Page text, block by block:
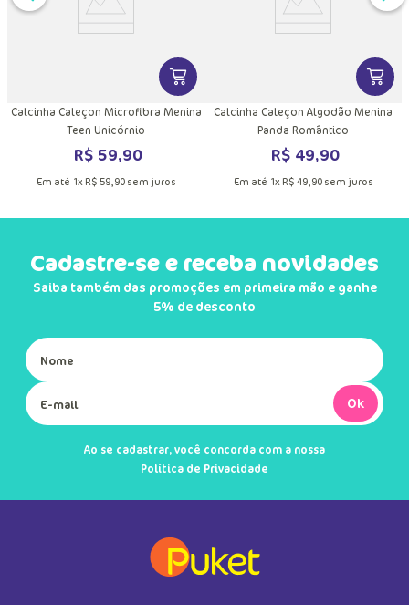
INFORMAÇÕES DO PRODUTOVER MAIS INFORMAÇÕES DO
Calcinha Caleçon Microfibra Menina
Teen Unicórnio
R$ 59,90
Em até 1x R$ 59,90sem juros
VER
Calcinha Caleçon Algodão Menina
Panda Romântico
R$ 49,90
Em até 1x R$ 49,90sem juros
Cadastre-se e receba novidades
Saiba também das promoções em primeira mão e ganhe
5% de desconto
Ok
Ao se cadastrar, você concorda com a nossa
Política de Privacidade